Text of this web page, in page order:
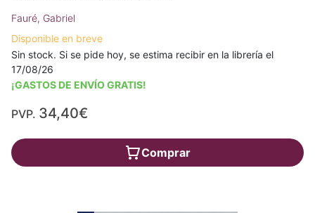
Fauré, Gabriel
Disponible en breve
Sin stock. Si se pide hoy, se estima recibir en la librería el
17/08/26
¡GASTOS DE ENVÍO GRATIS!
PVP. 34,40€
Comprar